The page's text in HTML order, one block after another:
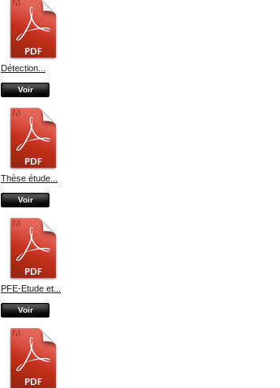
Détection...
Voir
Thèse étude...
Voir
PFE-Etude et...
Voir